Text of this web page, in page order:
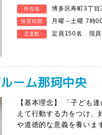
所在地 博多区寿町3丁目
保育時間 月曜～土曜 7時
児童数 定員150名 現員
ーム那珂中央
【基本理念】 「子ども
えて行動する力をつけ、
や道徳的な意義を養いま